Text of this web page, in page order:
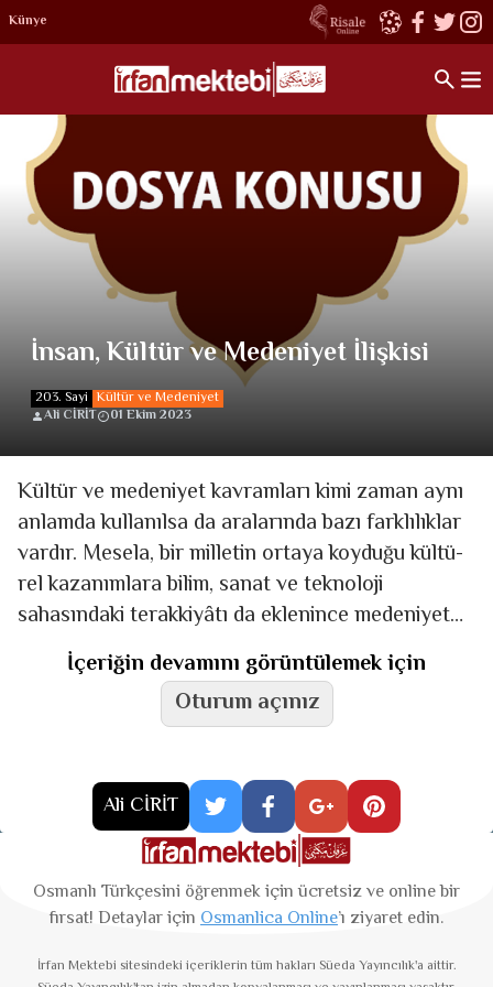
Künye
İnsan, Kültür ve Medeniyet İlişkisi
203. Sayi Kültür ve Medeniyet
Ali CİRİT
01 Ekim 2023
Kültür ve medeniyet kavramları kimi zaman aynı
anlamda kullanılsa da aralarında bazı fark­­lılıklar
vardır. Mesela, bir mil­letin ortaya koyduğu kültü­
rel kazanımlara bilim, sanat ve teknoloji
sahasındaki te­rak­ki­yâ­tı da eklenince medeniyet
ha­lini almaktadır. Kültür kelimesi, bir
İçeriğin devamını görüntülemek için
Oturum açınız
Ali CİRİT
Osmanlı Türkçesini öğrenmek için ücretsiz ve online bir
fırsat! Detaylar için Osmanlica Online’ı ziyaret edin.
İrfan Mektebi sitesindeki içeriklerin tüm hakları Süeda Yayıncılık'a aittir.